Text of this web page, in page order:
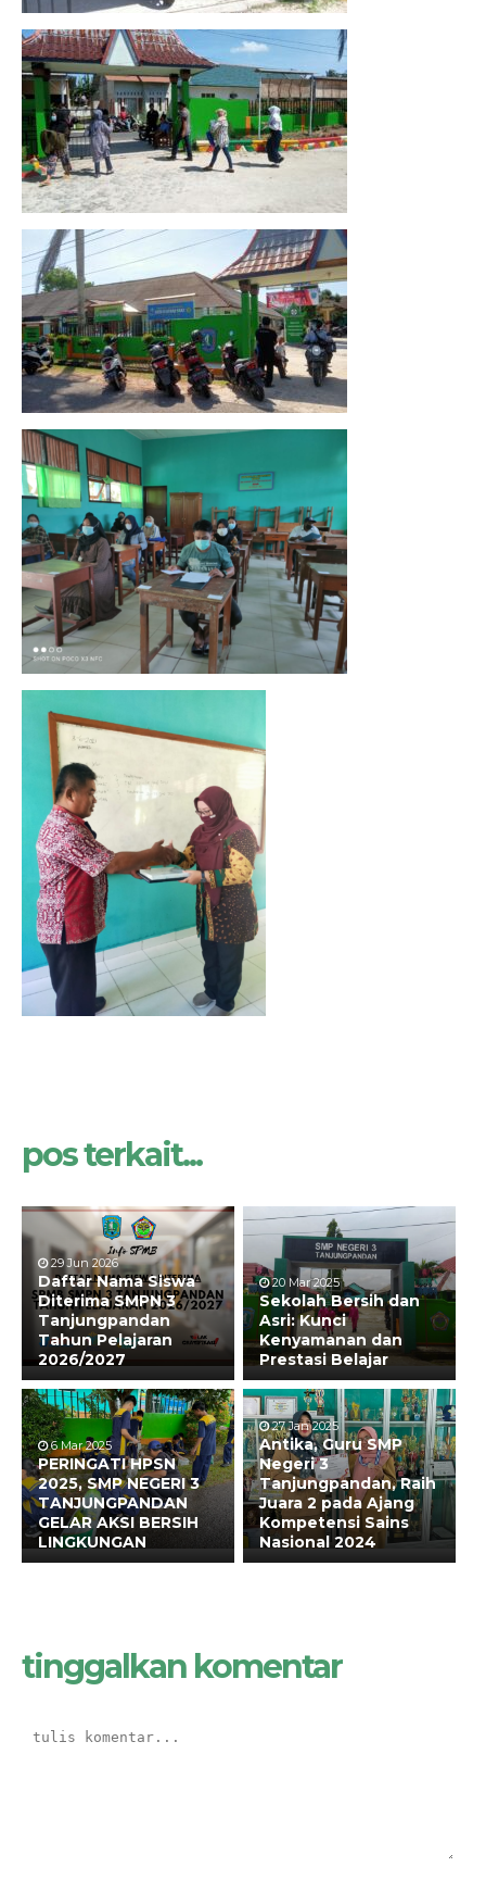
pos terkait...
29 Jun 2026
Daftar Nama Siswa
Diterima SMPN 3
Tanjungpandan
Tahun Pelajaran
2026/2027
20 Mar 2025
Sekolah Bersih dan
Asri: Kunci
Kenyamanan dan
Prestasi Belajar
6 Mar 2025
PERINGATI HPSN
2025, SMP NEGERI 3
TANJUNGPANDAN
GELAR AKSI BERSIH
LINGKUNGAN
27 Jan 2025
Antika, Guru SMP
Negeri 3
Tanjungpandan, Raih
Juara 2 pada Ajang
Kompetensi Sains
Nasional 2024
tinggalkan komentar